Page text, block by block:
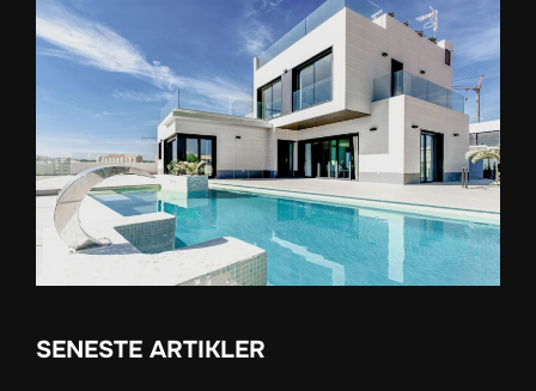
SENESTE ARTIKLER